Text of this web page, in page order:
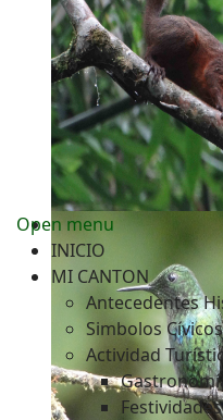
Open menu
INICIO
MI CANTON
Antecedentes
Simbolos Cívicos
Actividad
Festividades